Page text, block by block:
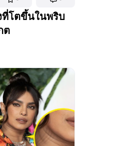
โตขึ้นในพริบ
ต